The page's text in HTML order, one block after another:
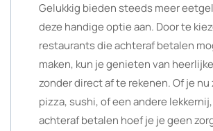
Gelukkig bieden steeds meer
deze handige optie aan. Door te
restaurants die achteraf betalen
maken, kun je genieten van
zonder direct af te rekenen. Of je
pizza, sushi, of een andere
achteraf betalen hoef je je geen